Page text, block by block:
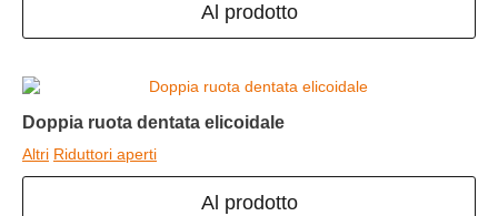
Al prodotto
Doppia ruota dentata elicoidale
Altri Riduttori aperti
Al prodotto